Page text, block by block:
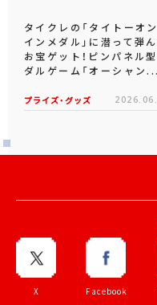
タイクレの「タイトーオ
インメダル」に潜って弾
お宝ゲット！ピンパネル
ダルゲーム「オーシャン...
プライズ・グッズ
X Facebook